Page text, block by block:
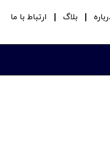
بلاگ ارتباط با ما